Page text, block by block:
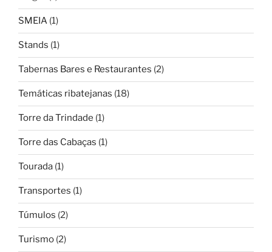
SMEIA (1)
Stands (1)
Tabernas Bares e Restaurantes (2)
Temáticas ribatejanas (18)
Torre da Trindade (1)
Torre das Cabaças (1)
Tourada (1)
Transportes (1)
Túmulos (2)
Turismo (2)